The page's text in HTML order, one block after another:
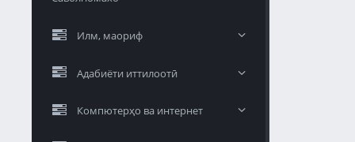
Илм, маориф
Адабиёти иттилоотӣ
Компютерҳо ва интернет